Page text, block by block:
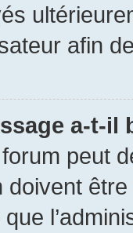
afin
a-t-il
forum peut